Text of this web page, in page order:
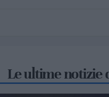
Le ultime notizie